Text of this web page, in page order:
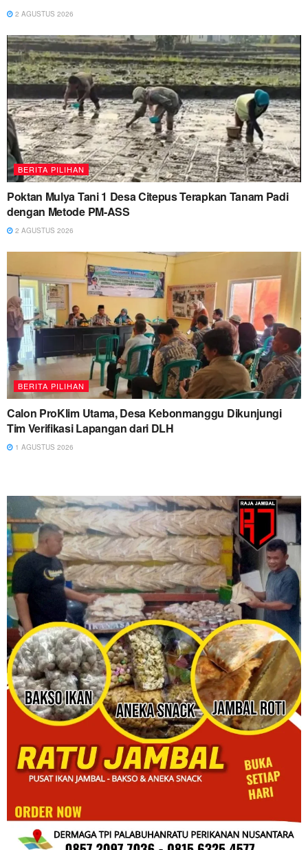
2 AGUSTUS 2026
BERITA PILIHAN
Poktan Mulya Tani 1 Desa Citepus Terapkan Tanam Padi
dengan Metode PM-ASS
2 AGUSTUS 2026
BERITA PILIHAN
Calon ProKlim Utama, Desa Kebonmanggu Dikunjungi
Tim Verifikasi Lapangan dari DLH
1 AGUSTUS 2026